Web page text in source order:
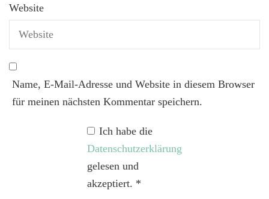
Website
Name, E-Mail-Adresse und Website in diesem Browser
für meinen nächsten Kommentar speichern.
Ich habe die
Datenschutzerklärung
gelesen und
akzeptiert. *